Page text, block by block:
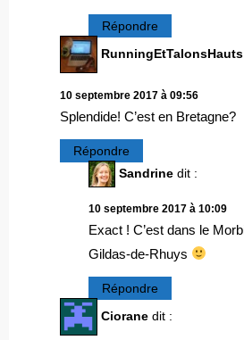
Répondre
RunningEtTalonsHauts
10 septembre 2017 à 09:56
Splendide! C’est en Bretagne?
Répondre
Sandrine dit :
10 septembre 2017 à 10:09
Exact ! C’est dans le
Gildas-de-Rhuys
Répondre
Ciorane dit :